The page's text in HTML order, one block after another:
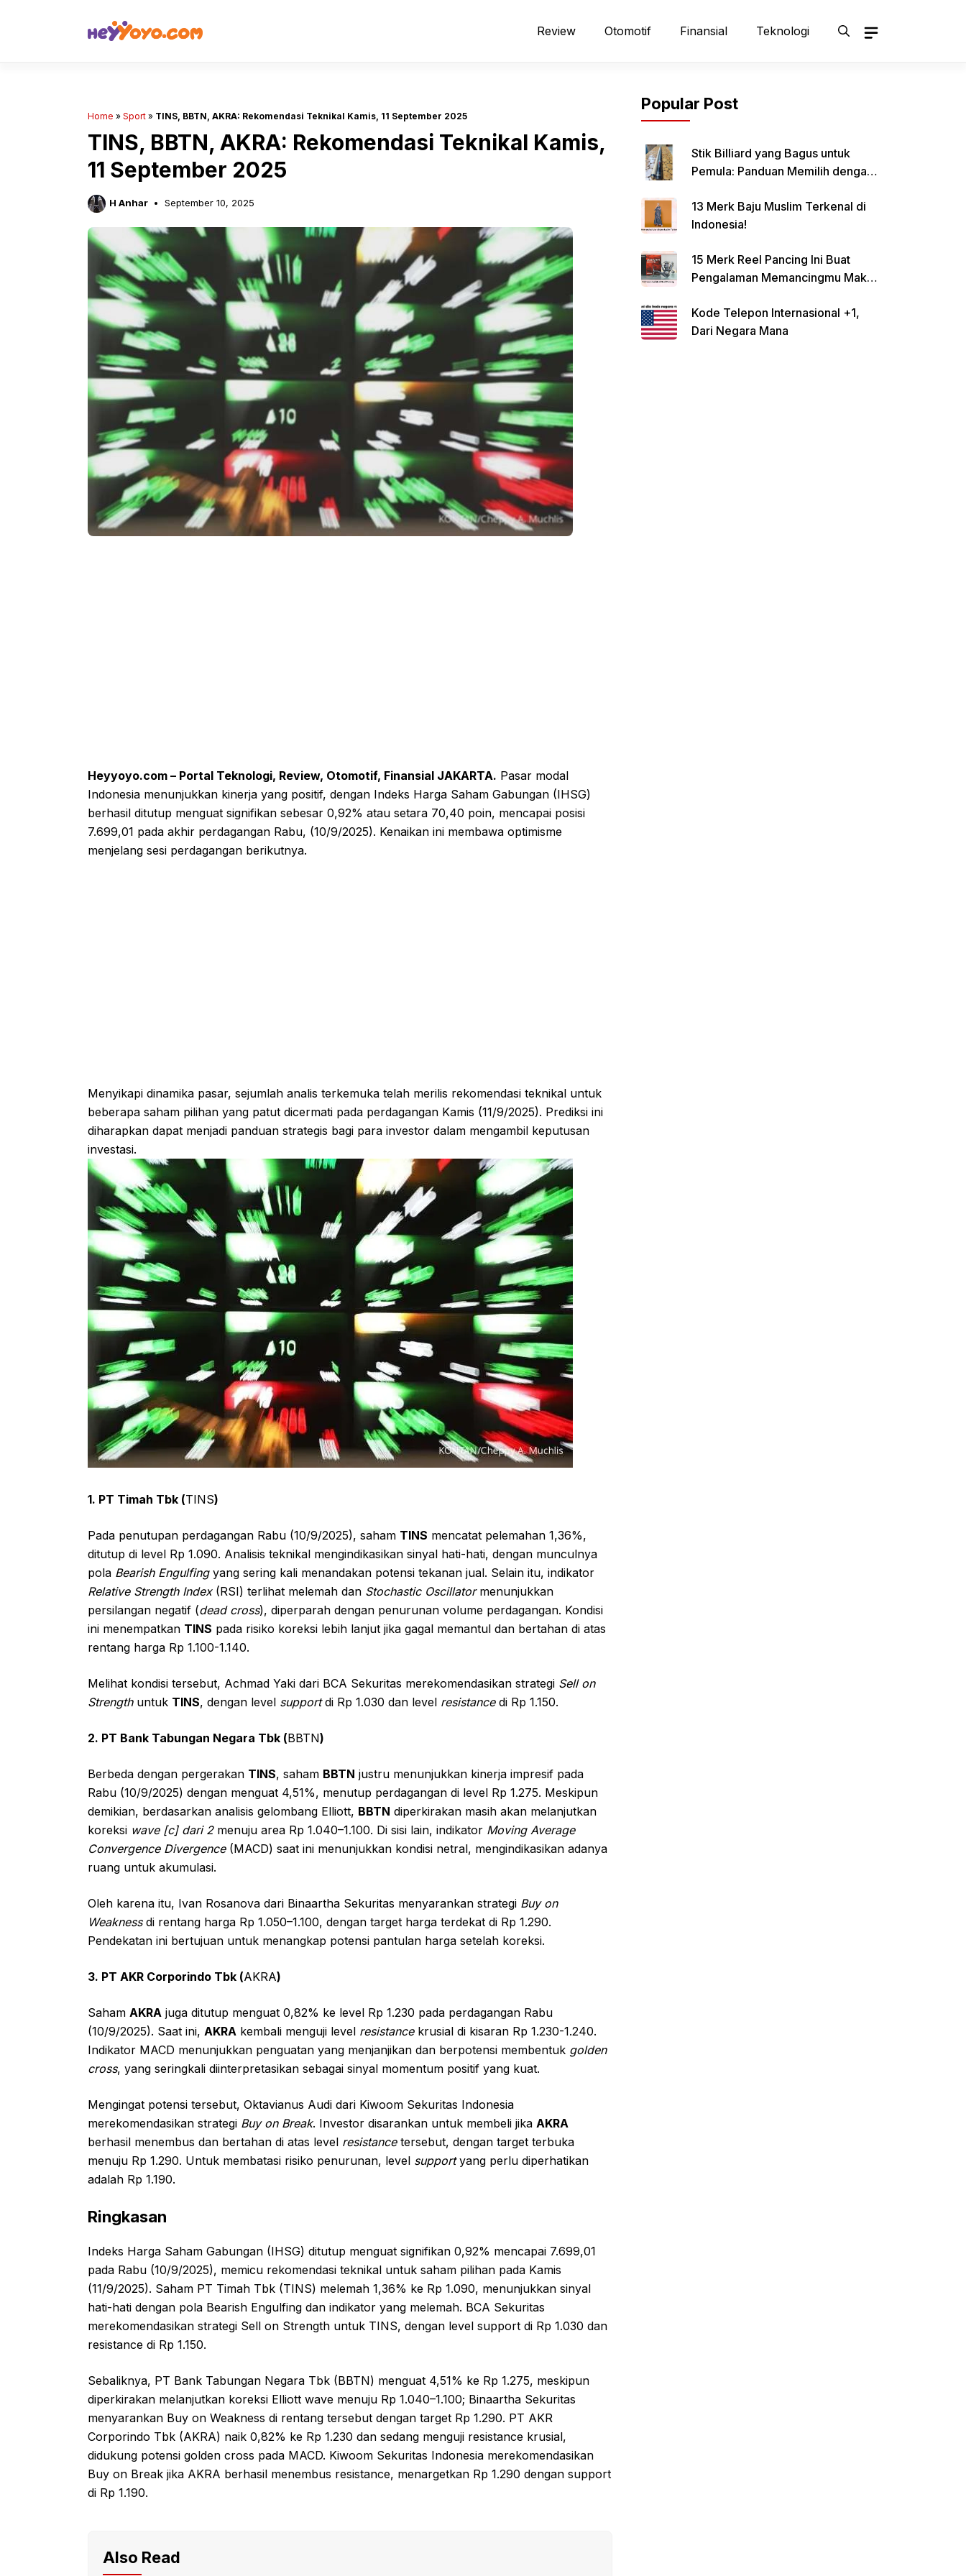
Review Otomotif Finansial Teknologi
Home » Sport » TINS, BBTN, AKRA: Rekomendasi Teknikal Kamis, 11 September 2025
TINS, BBTN, AKRA: Rekomendasi Teknikal Kamis,
11 September 2025
H Anhar September 10, 2025
Heyyoyo.com – Portal Teknologi, Review, Otomotif, Finansial JAKARTA. Pasar modal
Indonesia menunjukkan kinerja yang positif, dengan Indeks Harga Saham Gabungan (IHSG)
berhasil ditutup menguat signifikan sebesar 0,92% atau setara 70,40 poin, mencapai posisi
7.699,01 pada akhir perdagangan Rabu, (10/9/2025). Kenaikan ini membawa optimisme
menjelang sesi perdagangan berikutnya.
Menyikapi dinamika pasar, sejumlah analis terkemuka telah merilis rekomendasi teknikal untuk
beberapa saham pilihan yang patut dicermati pada perdagangan Kamis (11/9/2025). Prediksi ini
diharapkan dapat menjadi panduan strategis bagi para investor dalam mengambil keputusan
investasi.
1. PT Timah Tbk (TINS)
Pada penutupan perdagangan Rabu (10/9/2025), saham TINS mencatat pelemahan 1,36%,
ditutup di level Rp 1.090. Analisis teknikal mengindikasikan sinyal hati-hati, dengan munculnya
pola Bearish Engulfingyang sering kali menandakan potensi tekanan jual. Selain itu, indikator
Relative Strength Index(RSI) terlihat melemah dan Stochastic Oscillatormenunjukkan
persilangan negatif (dead cross), diperparah dengan penurunan volume perdagangan. Kondisi
ini menempatkan TINS pada risiko koreksi lebih lanjut jika gagal memantul dan bertahan di atas
rentang harga Rp 1.100-1.140.
Melihat kondisi tersebut, Achmad Yaki dari BCA Sekuritas merekomendasikan strategi Sell on
Strengthuntuk TINS, dengan level supportdi Rp 1.030 dan level resistancedi Rp 1.150.
2. PT Bank Tabungan Negara Tbk (BBTN)
Berbeda dengan pergerakan TINS, saham BBTN justru menunjukkan kinerja impresif pada
Rabu (10/9/2025) dengan menguat 4,51%, menutup perdagangan di level Rp 1.275. Meskipun
demikian, berdasarkan analisis gelombang Elliott, BBTN diperkirakan masih akan melanjutkan
koreksi wave [c] dari 2menuju area Rp 1.040–1.100. Di sisi lain, indikator Moving Average
Convergence Divergence(MACD) saat ini menunjukkan kondisi netral, mengindikasikan adanya
ruang untuk akumulasi.
Oleh karena itu, Ivan Rosanova dari Binaartha Sekuritas menyarankan strategi Buy on
Weaknessdi rentang harga Rp 1.050–1.100, dengan target harga terdekat di Rp 1.290.
Pendekatan ini bertujuan untuk menangkap potensi pantulan harga setelah koreksi.
3. PT AKR Corporindo Tbk (AKRA)
Saham AKRA juga ditutup menguat 0,82% ke level Rp 1.230 pada perdagangan Rabu
(10/9/2025). Saat ini, AKRA kembali menguji level resistancekrusial di kisaran Rp 1.230-1.240.
Indikator MACD menunjukkan penguatan yang menjanjikan dan berpotensi membentuk golden
cross, yang seringkali diinterpretasikan sebagai sinyal momentum positif yang kuat.
Mengingat potensi tersebut, Oktavianus Audi dari Kiwoom Sekuritas Indonesia
merekomendasikan strategi Buy on Break. Investor disarankan untuk membeli jika AKRA
berhasil menembus dan bertahan di atas level resistancetersebut, dengan target terbuka
menuju Rp 1.290. Untuk membatasi risiko penurunan, level supportyang perlu diperhatikan
adalah Rp 1.190.
Ringkasan
Indeks Harga Saham Gabungan (IHSG) ditutup menguat signifikan 0,92% mencapai 7.699,01
pada Rabu (10/9/2025), memicu rekomendasi teknikal untuk saham pilihan pada Kamis
(11/9/2025). Saham PT Timah Tbk (TINS) melemah 1,36% ke Rp 1.090, menunjukkan sinyal
hati-hati dengan pola Bearish Engulfing dan indikator yang melemah. BCA Sekuritas
merekomendasikan strategi Sell on Strength untuk TINS, dengan level support di Rp 1.030 dan
resistance di Rp 1.150.
Sebaliknya, PT Bank Tabungan Negara Tbk (BBTN) menguat 4,51% ke Rp 1.275, meskipun
diperkirakan melanjutkan koreksi Elliott wave menuju Rp 1.040–1.100; Binaartha Sekuritas
menyarankan Buy on Weakness di rentang tersebut dengan target Rp 1.290. PT AKR
Corporindo Tbk (AKRA) naik 0,82% ke Rp 1.230 dan sedang menguji resistance krusial,
didukung potensi golden cross pada MACD. Kiwoom Sekuritas Indonesia merekomendasikan
Buy on Break jika AKRA berhasil menembus resistance, menargetkan Rp 1.290 dengan support
di Rp 1.190.
Also Read
Popular Post
Stik Billiard yang Bagus untuk
Pemula: Panduan Memilih dengan
13 Merk Baju Muslim Terkenal di
Indonesia!
15 Merk Reel Pancing Ini Buat
Pengalaman Memancingmu Makin
Kode Telepon Internasional +1,
Dari Negara Mana